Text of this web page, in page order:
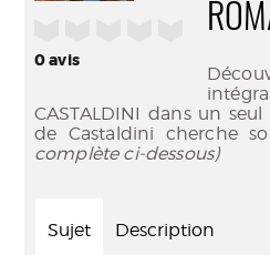
0avis
CASTALDINI dans un
de Castaldini cherche
complète ci-dessous)
Sujet Description